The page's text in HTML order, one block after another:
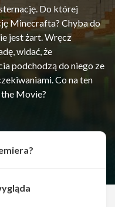
Do której
Minecrafta? Chyba do
jest żart. Wręcz
widać, że
podchodzą do niego ze
Co na ten
Movie?